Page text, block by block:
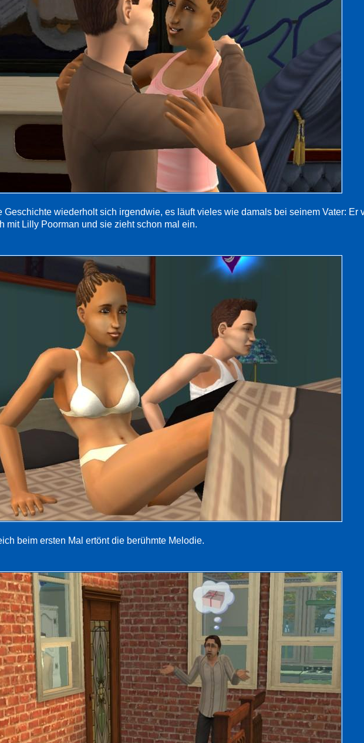
Geschichte wiederholt sich irgendwie, es läuft vieles wie damals bei seinem Vater: Er
mit Lilly Poorman und sie zieht schon mal ein.
beim ersten Mal ertönt die berühmte Melodie.